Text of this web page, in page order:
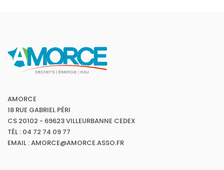
AMORCE
18 RUE GABRIEL PÉRI
CS 20102 - 69623 VILLEURBANNE CEDEX
TÉL : 04 72 74 09 77
EMAIL : AMORCE@AMORCE.ASSO.FR